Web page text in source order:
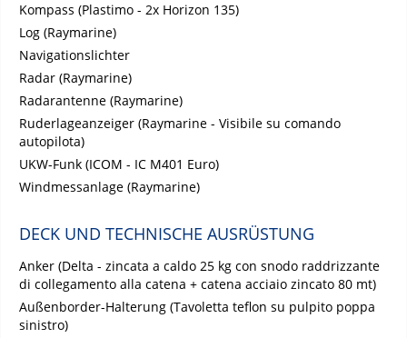
Kompass (Plastimo - 2x Horizon 135)
Log (Raymarine)
Navigationslichter
Radar (Raymarine)
Radarantenne (Raymarine)
Ruderlageanzeiger (Raymarine - Visibile su comando
autopilota)
UKW-Funk (ICOM - IC M401 Euro)
Windmessanlage (Raymarine)
DECK UND TECHNISCHE AUSRÜSTUNG
Anker (Delta - zincata a caldo 25 kg con snodo raddrizzante
di collegamento alla catena + catena acciaio zincato 80 mt)
Außenborder-Halterung (Tavoletta teflon su pulpito poppa
sinistro)